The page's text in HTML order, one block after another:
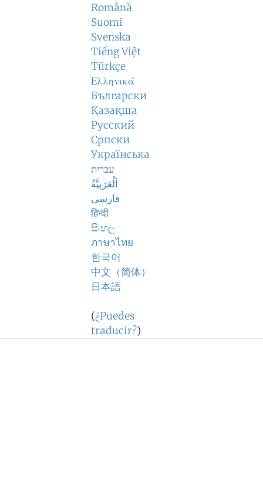
Română
Suomi
Svenska
Tiếng Việt
Türkçe
Ελληνικά
Български
Қазақша
Русский
Српски
Українська
עברית
اَلْعَرَبِيَّةُ
فارسی
हिन्दी
සිංහල
ภาษาไทย
한국어
中文（简体）
日本語
(¿Puedes
traducir?)